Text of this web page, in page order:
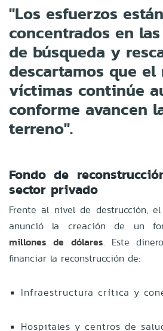
"Los esfuerzos están
concentrados en
de búsqueda y
descartamos que el
víctimas continúe
conforme avancen
terreno".
Fondo de
sector privado
Frente al nivel de destrucción, el
anunció la creación de un
millones de dólares. Este
financiar la reconstrucción de:
Infraestructura crítica y
Hospitales y centros de